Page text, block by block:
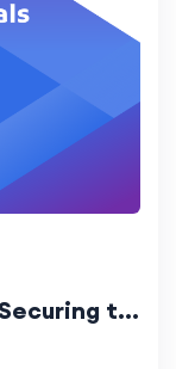
DevSecOps Fundamentals: Securing the Software Development Lifecycle